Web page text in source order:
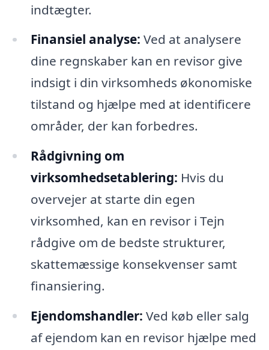
indtægter.
Finansiel analyse: Ved at analysere
dine regnskaber kan en revisor give
indsigt i din virksomheds økonomiske
tilstand og hjælpe med at identificere
områder, der kan forbedres.
Rådgivning om
virksomhedsetablering: Hvis du
overvejer at starte din egen
virksomhed, kan en revisor i Tejn
rådgive om de bedste strukturer,
skattemæssige konsekvenser samt
finansiering.
Ejendomshandler: Ved køb eller salg
af ejendom kan en revisor hjælpe med